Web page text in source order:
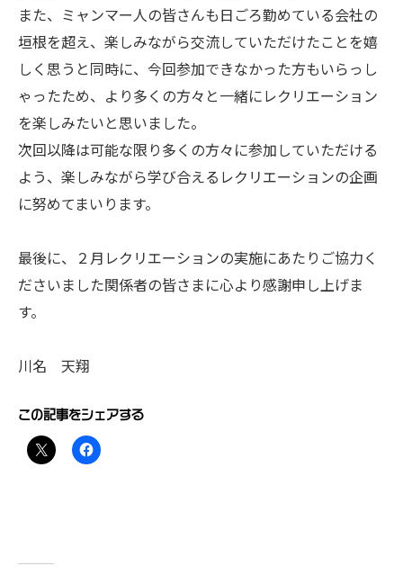
また、ミャンマー人の皆さんも日ごろ勤めている会社の
垣根を超え、楽しみながら交流していただけたことを嬉
しく思うと同時に、今回参加できなかった方もいらっし
ゃったため、より多くの方々と一緒にレクリエーション
を楽しみたいと思いました。
次回以降は可能な限り多くの方々に参加していただける
よう、楽しみながら学び合えるレクリエーションの企画
に努めてまいります。
最後に、２月レクリエーションの実施にあたりご協力く
ださいました関係者の皆さまに心より感謝申し上げま
す。
川名 天翔
この記事をシェアする